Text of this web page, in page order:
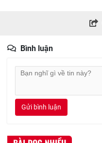
Bình luận
Gửi bình luận